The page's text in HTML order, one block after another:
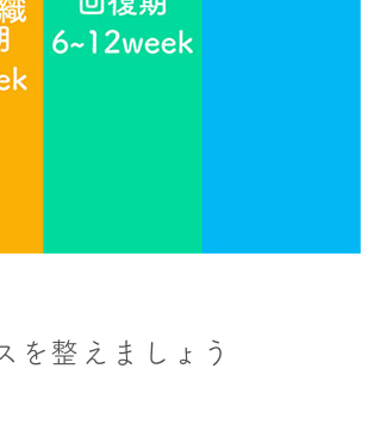
を整えましょう